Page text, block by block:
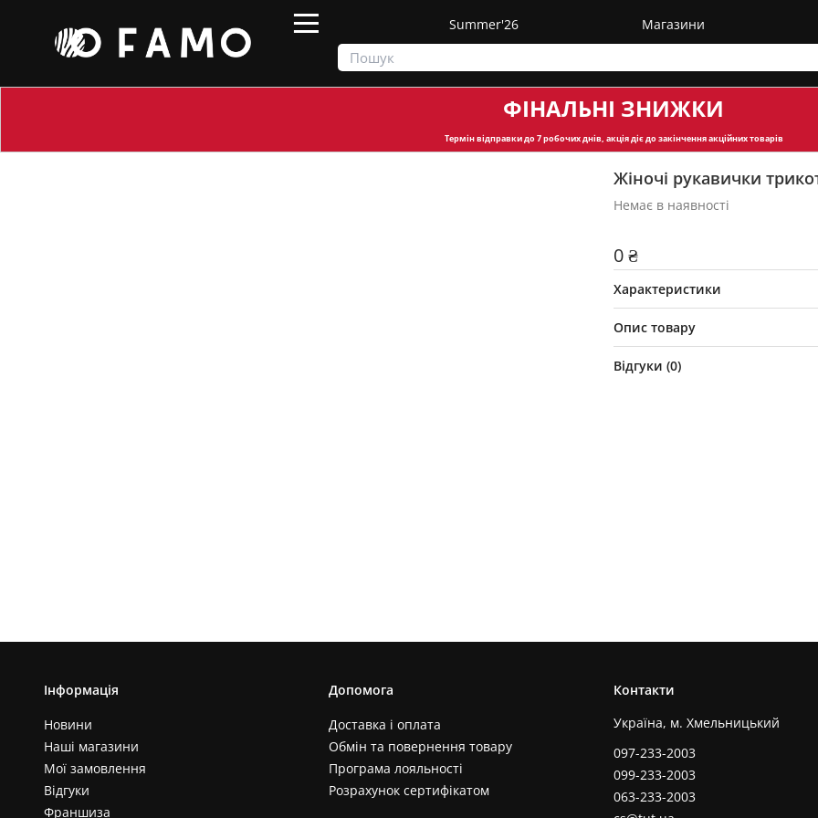
Summer'26 Магазини
ФІНАЛЬНІ ЗНИЖКИ
Термін відправкидо 7 робочих днів, акція діє до закінчення акційних товарів
Жіночі рукавички
Немає в наявності
0 ₴
Характеристики
Опис товару
Відгуки (0)
Інформація
Новини
Наші магазини
Мої замовлення
Відгуки
Франшиза
Допомога
Доставка і оплата
Обмін та повернення товару
Програма лояльності
Розрахунок сертифікатом
Контакти
Україна, м. Хмельницький
097-233-2003
099-233-2003
063-233-2003